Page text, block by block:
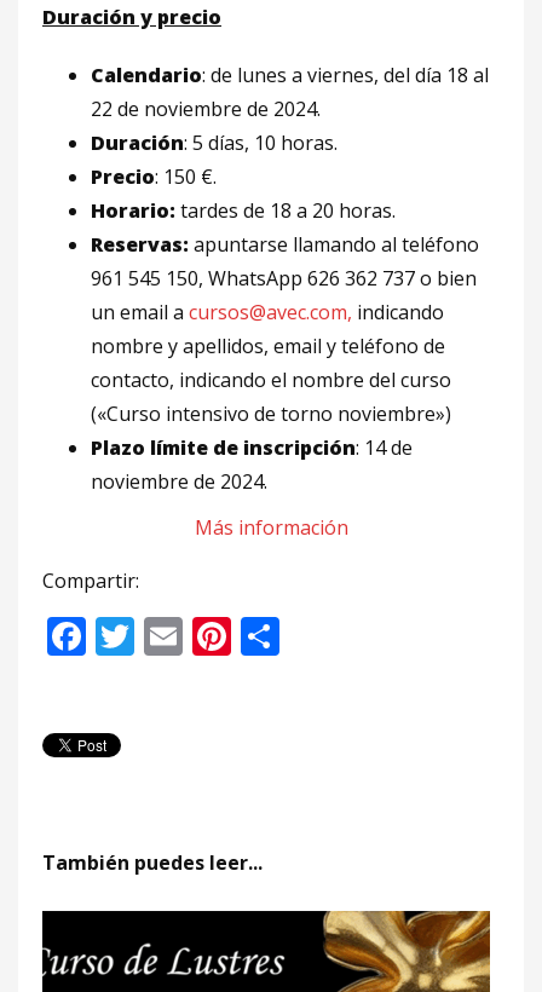
Duración y precio
Calendario: de lunes a viernes, del día 18 al
22 de noviembre de 2024.
Duración: 5 días, 10 horas.
Precio: 150 €.
Horario: tardes de 18 a 20 horas.
Reservas: apuntarse llamando al teléfono
961 545 150, WhatsApp 626 362 737 o bien
un email a cursos@avec.com, indicando
nombre y apellidos, email y teléfono de
contacto, indicando el nombre del curso
(«Curso intensivo de torno noviembre»)
Plazo límite de inscripción: 14 de
noviembre de 2024.
Más información
Compartir:
Facebook
Twitter
EmailPinterest
También puedes leer...